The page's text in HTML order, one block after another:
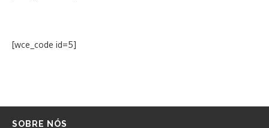
[wce_code id=5]
SOBRE NÓS